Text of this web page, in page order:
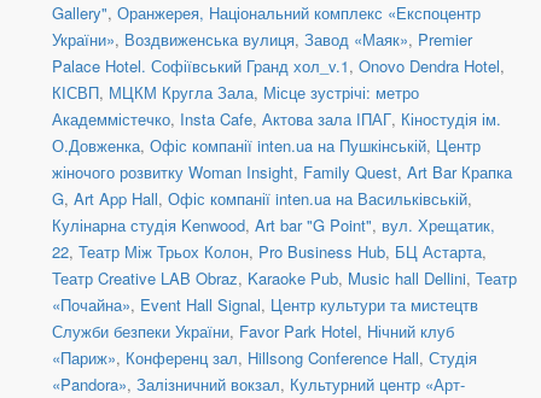
Gallery", Оранжерея, Національний комплекс «Експоцентр
України», Воздвиженська вулиця, Завод «Маяк», Premier
Palace Hotel. Софіївський Гранд хол_v.1, Onovo Dendra Hotel,
КІСВП, МЦКМ Кругла Зала, Місце зустрічі: метро
Академмістечко, Insta Cafe, Актова зала ІПАГ, Кіностудія ім.
О.Довженка, Офіс компанії inten.ua на Пушкінській, Центр
жіночого розвитку Woman Insight, Family Quest, Art Bar Крапка
G, Art App Hall, Офіс компанії inten.ua на Васильківській,
Кулінарна студія Kenwood, Art bar "G Point", вул. Хрещатик,
22, Театр Між Трьох Колон, Pro Business Hub, БЦ Астарта,
Театр Creative LAB Obraz, Karaoke Pub, Music hall Dellini, Театр
«Почайна», Event Hall Signal, Центр культури та мистецтв
Служби безпеки України, Favor Park Hotel, Нічний клуб
«Париж», Конференц зал, Hillsong Conference Hall, Студія
«Pandora», Залізничний вокзал, Культурний центр «Арт-